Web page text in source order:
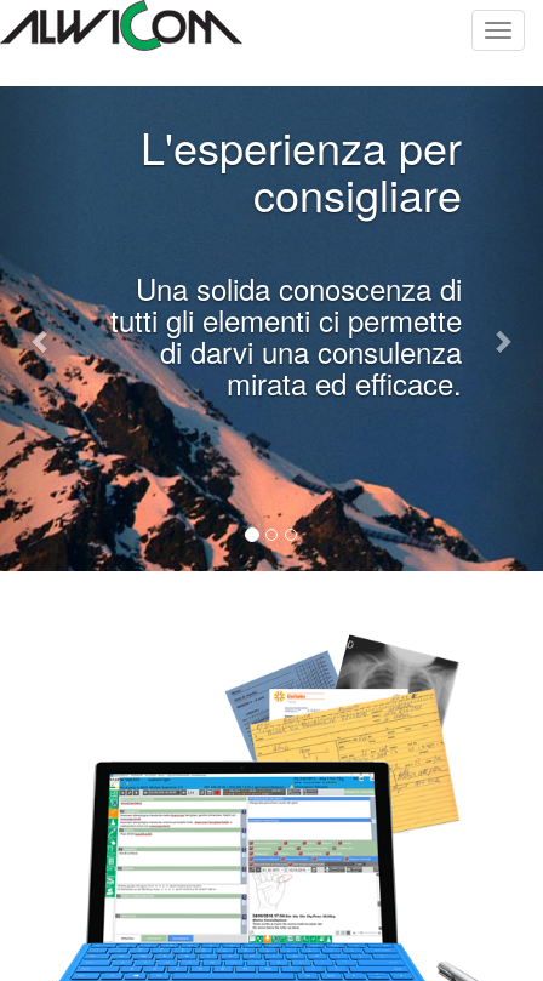
L'esperienza per
consigliare
Una solida conoscenza di
tutti gli elementi ci permette
di darvi una consulenza
mirata ed efficace.